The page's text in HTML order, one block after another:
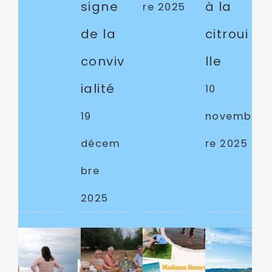
signe
de la
conviv
ialité
19
décem
bre
2025
re 2025
à la
citroui
lle
10
novemb
re 2025